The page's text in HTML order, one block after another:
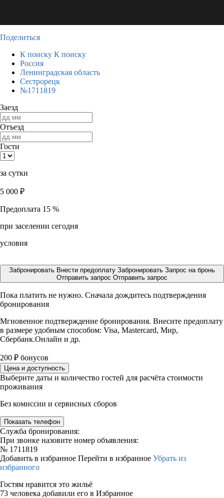
Поделиться
К поиску К поиску
Россия
Ленинградская область
Сестрорецк
№1711819
Заезд
Отъезд
Гости
за сутки
5 000 ₽
Предоплата 15 %
при заселении сегодня
условия
Забронировать Внести предоплату Забронировать Запрос на бронь
Отправить запрос Отправить запрос
Пока платить не нужно. Сначала дождитесь подтверждения
бронирования
Мгновенное подтверждение бронирования. Внесите предоплату
в размере удобным способом: Visa, Mastercard, Мир,
Сбербанк.Онлайн и др.
200 ₽ бонусов
Цена и доступность
Выберите даты и количество гостей для расчёта стоимости
проживания
Без комиссии и сервисных сборов
Показать телефон
Служба бронирования:
При звонке назовите номер объявления:
№ 1711819
Добавить в избранное Перейти в избранное Убрать из
избранного
Гостям нравится это жильё
73 человека добавили его в Избранное